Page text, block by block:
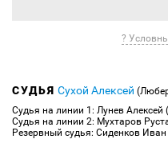
?
СУДЬЯ Сухой Алексей
Судья на линии 1: Лунев Алексей
Судья на линии 2: Мухтаров
Резервный судья: Сиденков Иван